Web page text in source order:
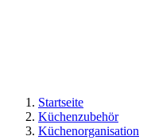
Startseite
Küchenzubehör
Küchenorganisation